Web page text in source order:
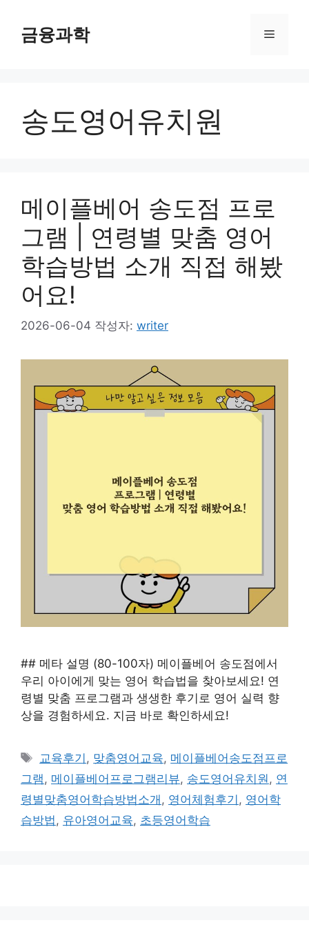
금융과학 메
송도영어유치원
메이플베어 송도점 프로
그램 | 연령별 맞춤 영어
학습방법 소개 직접 해봤
어요!
2026-06-04 작성자: writer
## 메타 설명 (80-100자) 메이플베어 송도점에서
우리 아이에게 맞는 영어 학습법을 찾아보세요! 연
령별 맞춤 프로그램과 생생한 후기로 영어 실력 향
상을 경험하세요. 지금 바로 확인하세요!
태
그
교육후기 , 맞춤영어교육, 메이플베어송도점프로
그램 , 메이플베어프로그램리뷰, 송도영어유치원 , 연
령별맞춤영어학습방법소개 , 영어체험후기 , 영어학
습방법 , 유아영어교육, 초등영어학습